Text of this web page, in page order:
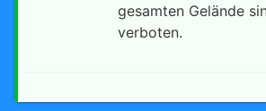
gesamten Gelände
verboten.